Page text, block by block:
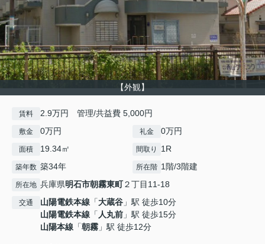
【外観】
賃料 2.9万円 管理/共益費 5,000円
敷金 0万円 礼金 0万円
面積 19.34㎡ 間取り 1R
築年数 築34年 所在階 1階/3階建
所在地 兵庫県明石市朝霧東町２丁目11-18
交通 山陽電鉄本線 「大蔵谷 」駅 徒歩10分
山陽電鉄本線 「 人丸前 」駅 徒歩15分
山陽本線 「朝霧 」駅 徒歩12分